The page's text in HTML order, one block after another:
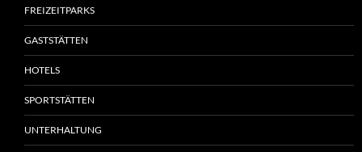
FREIZEITPARKS
GASTSTÄTTEN
HOTELS
SPORTSTÄTTEN
UNTERHALTUNG